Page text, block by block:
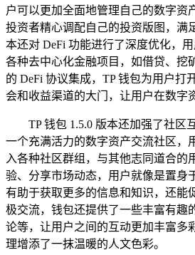
户可以更加全面地管理自己的数字资
投资者精心调配自己的投资版图，满
本还对 DeFi 功能进行了深度优化，
各种去中心化金融项目，如借贷、挖
的 DeFi 协议集成，TP 钱包为用户打
会和收益渠道的大门，让用户在数字
TP 钱包 1.5.0 版本还加强了社区
一个充满活力的数字资产交流社区，
入各种社区群组，与其他志同道合的
验、分享市场动态，用户就像是置身
有助于获取更多的信息和知识，还能
极交流，钱包还提供了一些丰富有趣
论等，让用户之间的互动更加丰富多
理增添了一抹温暖的人文色彩。